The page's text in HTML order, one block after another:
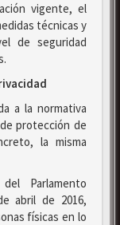
vigente, el
técnicas y
de seguridad
a la normativa
protección de
la misma
Parlamento
abril de 2016,
físicas en lo